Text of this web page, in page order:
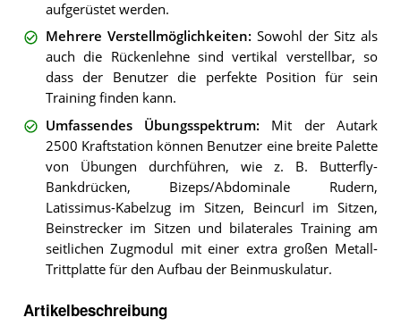
aufgerüstet werden.
Mehrere Verstellmöglichkeiten: Sowohl der Sitz als
auch die Rückenlehne sind vertikal verstellbar, so
dass der Benutzer die perfekte Position für sein
Training finden kann.
Umfassendes Übungsspektrum: Mit der Autark
2500 Kraftstation können Benutzer eine breite Palette
von Übungen durchführen, wie z. B. Butterfly-
Bankdrücken, Bizeps/Abdominale Rudern,
Latissimus-Kabelzug im Sitzen, Beincurl im Sitzen,
Beinstrecker im Sitzen und bilaterales Training am
seitlichen Zugmodul mit einer extra großen Metall-
Trittplatte für den Aufbau der Beinmuskulatur.
Artikelbeschreibung